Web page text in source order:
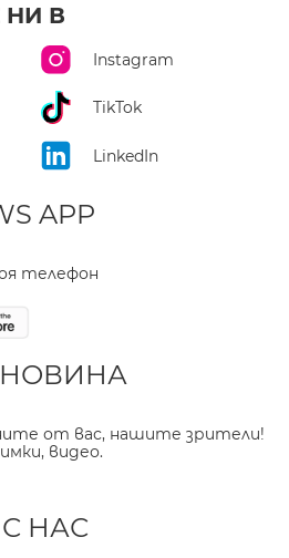
НИ В
Instagram
TikTok
LinkedIn
APP
телефон
НОВИНА
от вас, нашите зрители!
видео.
НАС